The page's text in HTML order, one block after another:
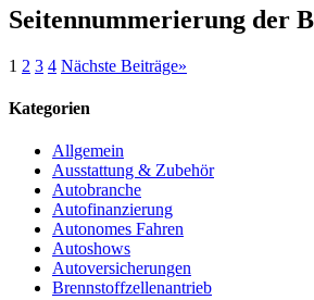
Seitennummerierung der
1 2 3 4 Nächste Beiträge»
Kategorien
Allgemein
Ausstattung & Zubehör
Autobranche
Autofinanzierung
Autonomes Fahren
Autoshows
Autoversicherungen
Brennstoffzellenantrieb